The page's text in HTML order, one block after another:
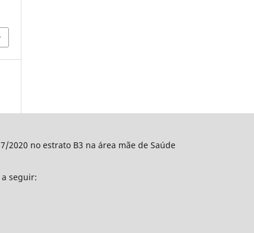
2020 no estrato B3 na área mãe de Saúde
seguir: